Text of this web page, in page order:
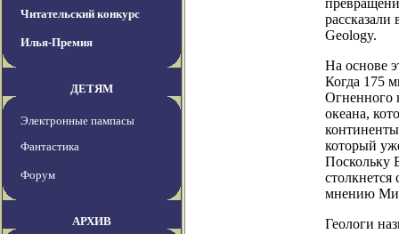
Читательский конкурс
Илья-Премия
ДЕТЯМ
Электронные пампасы
Фантастика
Форум
АРХИВ
Geology.
На основе
Когда 175
Огненного
океана,
который
Поскольку
мнению
Геологи